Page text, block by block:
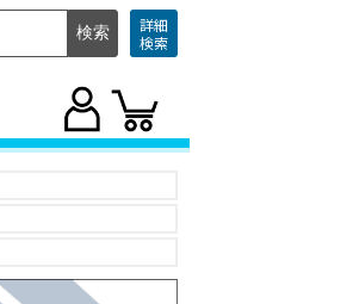
詳細
検索